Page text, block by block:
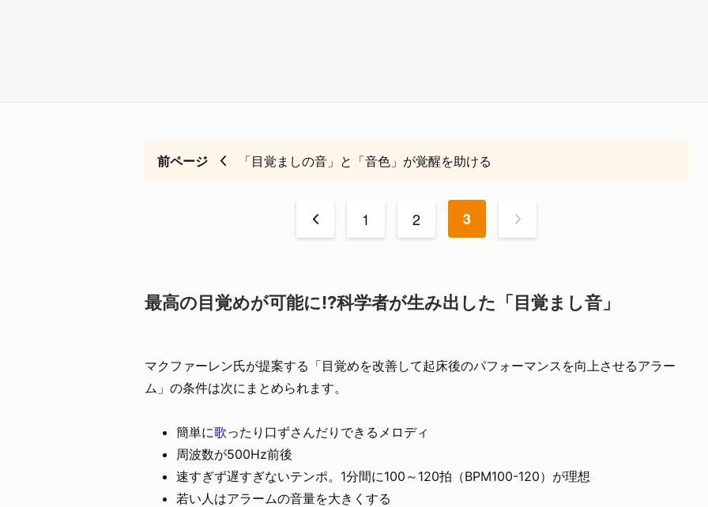
前ページ 「目覚ましの音」と「音色」が覚醒を助ける
< 1 2 3 >
最高の目覚めが可能に!?科学者が生み出した「目覚まし音」
マクファーレン氏が提案する「目覚めを改善して起床後のパフォーマンスを向上させるアラー
ム」の条件は次にまとめられます。
簡単に歌ったり口ずさんだりできるメロディ
周波数が500Hz前後
速すぎず遅すぎないテンポ。1分間に100～120拍（BPM100-120）が理想
若い人はアラームの音量を大きくする